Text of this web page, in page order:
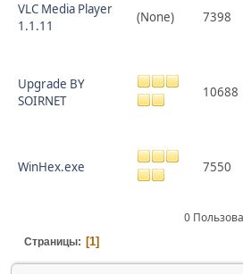
VLC Media Player
1.1.11
(None) 7398
Upgrade BY
SOIRNET
10688
WinHex.exe 7550
0
Страницы 1